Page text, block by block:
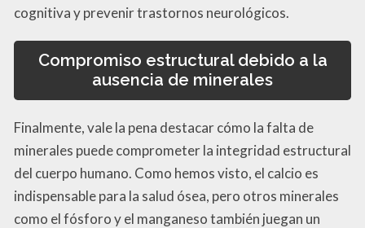
cognitiva y prevenir trastornos neurológicos.
Compromiso estructural debido a la
ausencia de minerales
Finalmente, vale la pena destacar cómo la falta de
minerales puede comprometer la integridad estructural
del cuerpo humano. Como hemos visto, el calcio es
indispensable para la salud ósea, pero otros minerales
como el fósforo y el manganeso también juegan un